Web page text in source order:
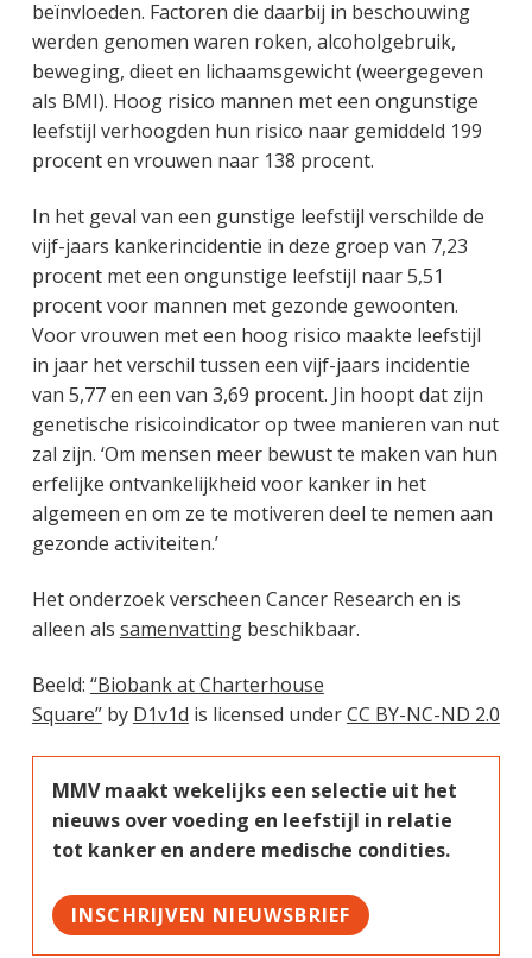
beïnvloeden. Factoren die daarbij in beschouwing
werden genomen waren roken, alcoholgebruik,
beweging, dieet en lichaamsgewicht (weergegeven
als BMI). Hoog risico mannen met een ongunstige
leefstijl verhoogden hun risico naar gemiddeld 199
procent en vrouwen naar 138 procent.
In het geval van een gunstige leefstijl verschilde de
vijf-jaars kankerincidentie in deze groep van 7,23
procent met een ongunstige leefstijl naar 5,51
procent voor mannen met gezonde gewoonten.
Voor vrouwen met een hoog risico maakte leefstijl
in jaar het verschil tussen een vijf-jaars incidentie
van 5,77 en een van 3,69 procent. Jin hoopt dat zijn
genetische risicoindicator op twee manieren van nut
zal zijn. ‘Om mensen meer bewust te maken van hun
erfelijke ontvankelijkheid voor kanker in het
algemeen en om ze te motiveren deel te nemen aan
gezonde activiteiten.’
Het onderzoek verscheen Cancer Research en is
alleen als samenvattingbeschikbaar.
Beeld: “Biobank at Charterhouse
Square”by D1v1d is licensed underCC BY-NC-ND 2.0
MMV maakt wekelijks een selectie uit het
nieuws over voeding en leefstijl in relatie
tot kanker en andere medische condities.
INSCHRIJVEN NIEUWSBRIEF